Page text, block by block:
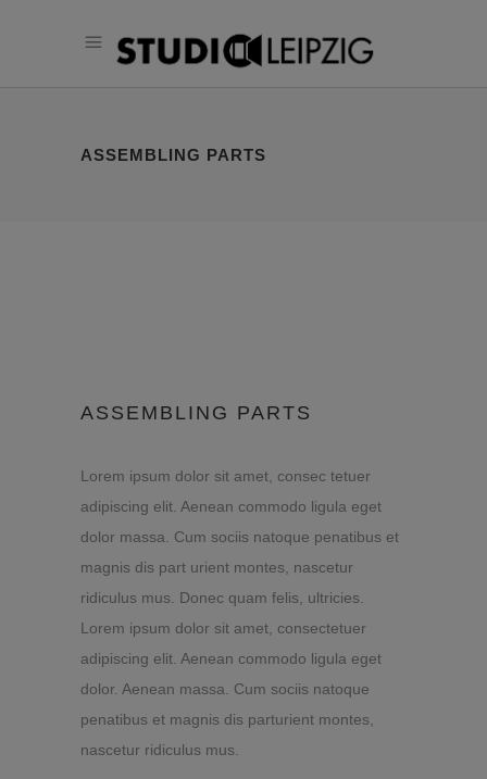
ASSEMBLING PARTS
ASSEMBLING PARTS
Lorem ipsum dolor sit amet, consec tetuer
adipiscing elit. Aenean commodo ligula eget
dolor massa. Cum sociis natoque penatibus et
magnis dis part urient montes, nascetur
ridiculus mus. Donec quam felis, ultricies.
Lorem ipsum dolor sit amet, consectetuer
adipiscing elit. Aenean commodo ligula eget
dolor. Aenean massa. Cum sociis natoque
penatibus et magnis dis parturient montes,
nascetur ridiculus mus.